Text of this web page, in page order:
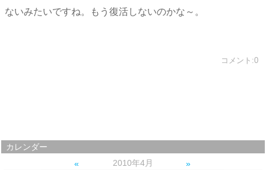
ないみたいですね。もう復活しないのかな～。
コメント:0
カレンダー
2010年4月